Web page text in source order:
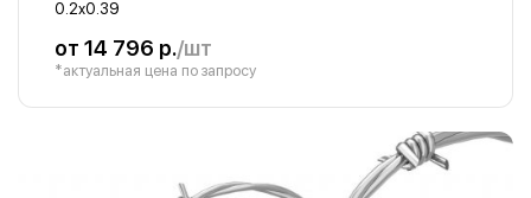
0.2х0.39
от 14 796 р./шт
*актуальная цена по запросу